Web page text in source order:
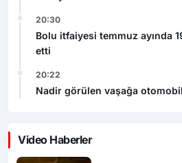
20:30
Bolu itfaiyesi temmuz ayında
etti
20:22
Nadir görülen vaşağa
Video Haberler